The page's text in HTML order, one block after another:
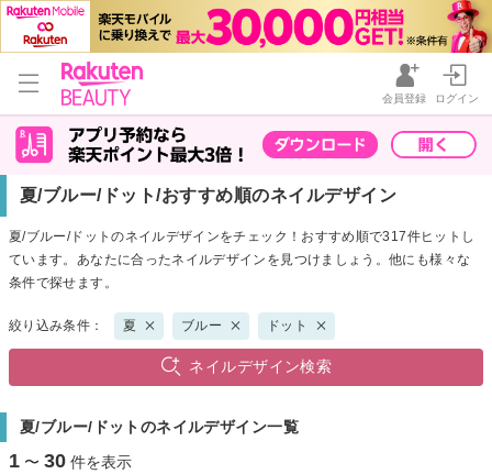
会員登録 ログイン
夏/ブルー/ドット/おすすめ順のネイルデザイン
夏/ブルー/ドットのネイルデザインをチェック！おすすめ順で317件ヒットし
ています。あなたに合ったネイルデザインを見つけましょう。他にも様々な
条件で探せます。
絞り込み条件： 夏 ブルー ドット
ネイルデザイン検索
夏/ブルー/ドットのネイルデザイン一覧
1 〜 30 件を表示